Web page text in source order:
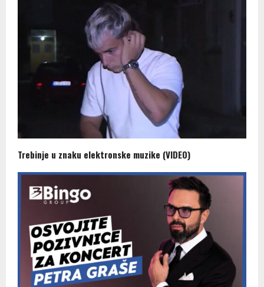
Trebinje u znaku elektronske muzike (VIDEO)